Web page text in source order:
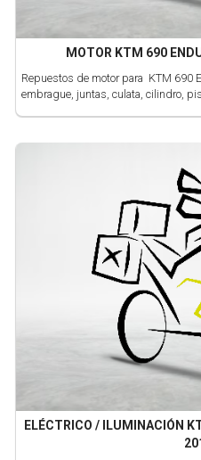
MOTOR KTM 690
Repuestos de motor para KTM 690
embrague, juntas, culata, cilindro,
ELÉCTRICO / ILUMINACIÓN